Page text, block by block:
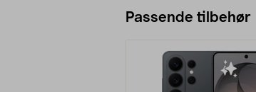
Passende tilbehør